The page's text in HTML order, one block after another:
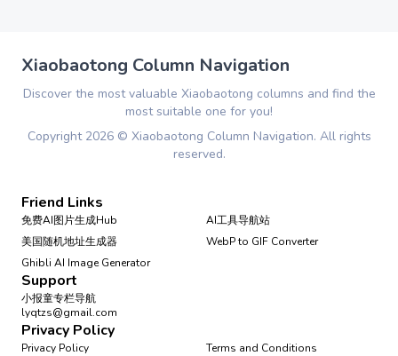
Xiaobaotong Column Navigation
Discover the most valuable Xiaobaotong columns and find the
most suitable one for you!
Copyright 2026© Xiaobaotong Column Navigation. All rights
reserved.
Friend Links
免费AI图片生成Hub
AI工具导航站
美国随机地址生成器
WebP to GIF Converter
Ghibli AI Image Generator
Support
小报童专栏导航
lyqtzs@gmail.com
Privacy Policy
Privacy Policy Terms and Conditions